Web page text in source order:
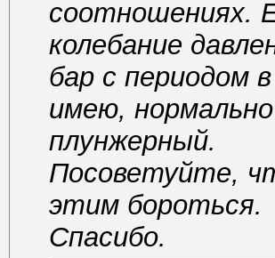
соотношениях.
колебание
бар с периодом
имею,
плунжерный.
Посоветуйте,
этим бороться.
Спасибо.